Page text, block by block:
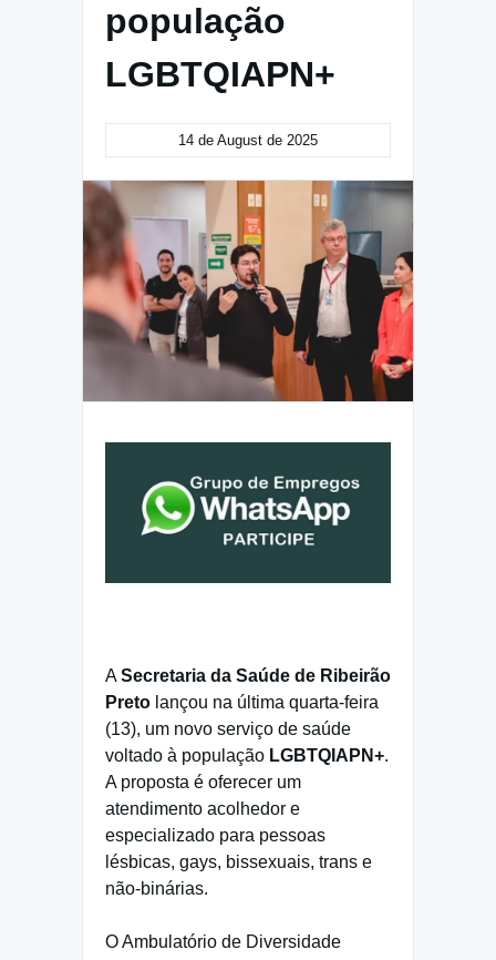
população
LGBTQIAPN+
14 de August de 2025
ASecretaria da Saúde de Ribeirão
Preto lançou na última quarta-feira
(13), um novo serviço de saúde
voltado à população LGBTQIAPN+.
A proposta é oferecer um
atendimento acolhedor e
especializado para pessoas
lésbicas, gays, bissexuais, trans e
não-binárias.
O Ambulatório de Diversidade